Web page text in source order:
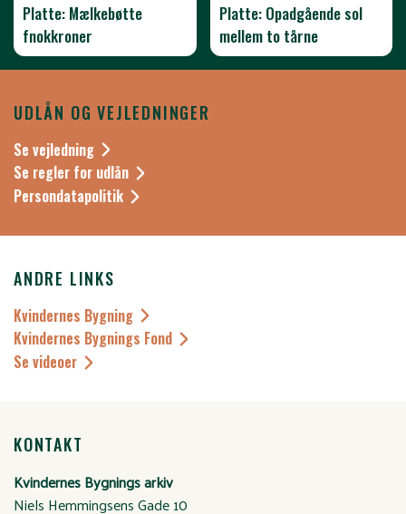
Platte: Mælkebøtte
fnokkroner
Platte: Opadgående sol
mellem to tårne
KONTAKT
Kvindernes Bygnings arkiv
Niels Hemmingsens Gade 10
UDLÅN OG VEJLEDNINGER
Se vejledning
Se regler for udlån
Persondatapolitik
ANDRE LINKS
Kvindernes Bygning
Kvindernes Bygnings Fond
Se videoer